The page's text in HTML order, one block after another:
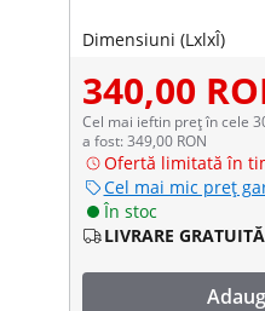
Dimensiuni (LxlxÎ)
340,00
Cel mai ieftin preț în cele
a fost: 349,00 RON
Ofertă limitată în
Cel mai mic preț
În stoc
LIVRARE GRATUITĂ